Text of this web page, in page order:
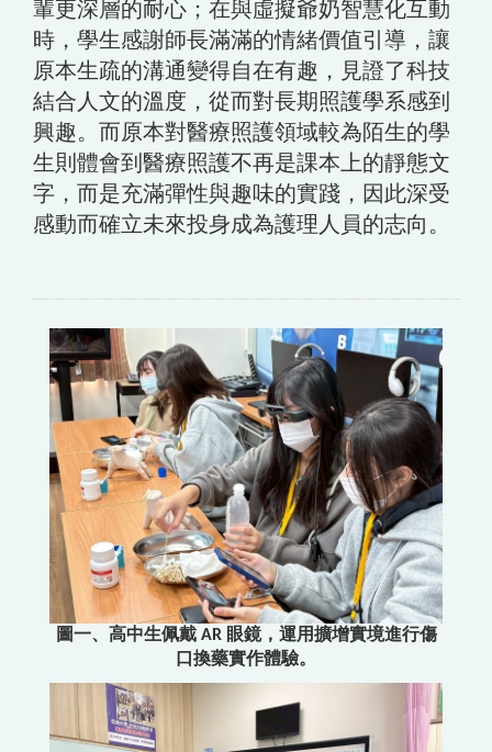
輩更深層的耐心；在與虛擬爺奶智慧化互動
時，學生感謝師長滿滿的情緒價值引導，讓
原本生疏的溝通變得自在有趣，見證了科技
結合人文的溫度，從而對長期照護學系感到
興趣。而原本對醫療照護領域較為陌生的學
生則體會到醫療照護不再是課本上的靜態文
字，而是充滿彈性與趣味的實踐，因此深受
感動而確立未來投身成為護理人員的志向。
圖一、高中生佩戴 AR 眼鏡，運用擴增實境進行傷
口換藥實作體驗。